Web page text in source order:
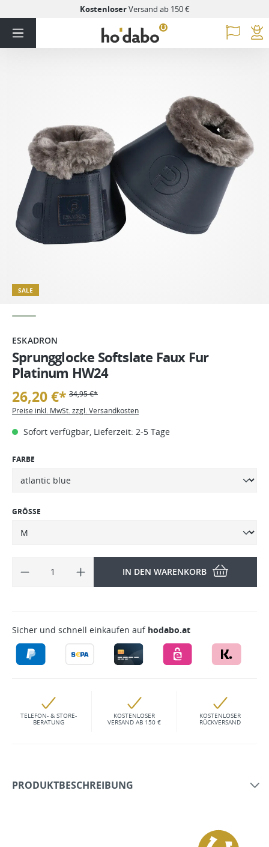
KostenloserVersand ab 150 €
SALE
ESKADRON
Sprungglocke Softslate Faux Fur
Platinum HW24
26,20 €* 34,95 €*
Preise inkl. MwSt. zzgl. Versandkosten
Sofort verfügbar, Lieferzeit: 2-5 Tage
FARBE
GRÖSSE
IN DEN WARENKORB
Sicher und schnell einkaufen auf hodabo.at
TELEFON- & STORE-
BERATUNG
KOSTENLOSER
VERSAND AB 150 €
KOSTENLOSER
RÜCKVERSAND
PRODUKTBESCHREIBUNG